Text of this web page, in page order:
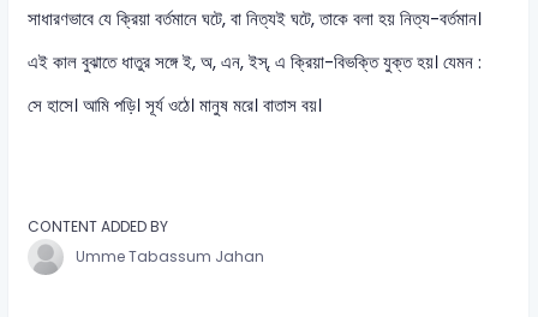
সাধারণভাবে যে ক্রিয়া বর্তমানে ঘটে, বা নিত্যই ঘটে, তাকে বলা হয় নিত্য-বর্তমান।
এই কাল বুঝাতে ধাতুর সঙ্গে ই, অ, এন, ইস্, এ ক্রিয়া-বিভক্তি যুক্ত হয়। যেমন :
সে হাসে। আমি পড়ি। সূর্য ওঠে। মানুষ মরে। বাতাস বয়।
CONTENT ADDED BY
Umme Tabassum Jahan